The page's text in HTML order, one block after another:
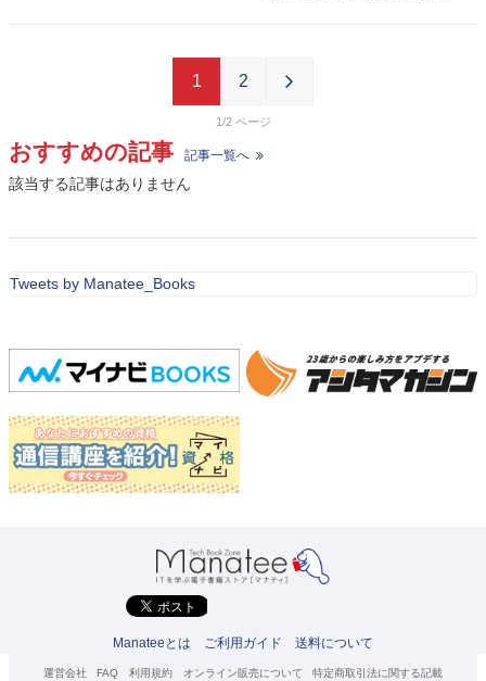
1/2
1 2
おすすめの記事 記事一覧へ
該当する記事はありません
Tweets by Manatee_Books
Manateeとは ご利用ガイド 送料について
運営会社 FAQ 利用規約 オンライン販売について 特定商取引法に関する記載